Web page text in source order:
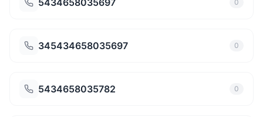
5434658035697 0
345434658035697 0
5434658035782 0